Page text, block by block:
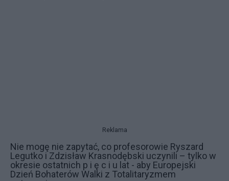
Reklama
Nie mogę nie zapytać, co profesorowie Ryszard
Legutko i Zdzisław Krasnodębski uczynili – tylko w
okresie ostatnich p i ę c i u lat - aby Europejski
Dzień Bohaterów Walki z Totalitaryzmem